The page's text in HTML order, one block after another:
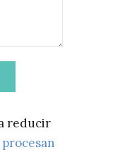
reducir